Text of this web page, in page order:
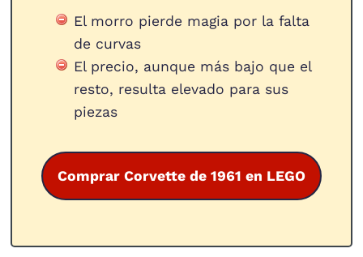
El morro pierde magia por la falta
de curvas
El precio, aunque más bajo que el
resto, resulta elevado para sus
piezas
Comprar Corvette de 1961 en LEGO